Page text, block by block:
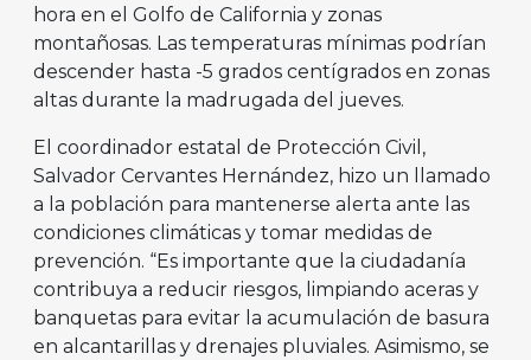
hora en el Golfo de California y zonas
montañosas. Las temperaturas mínimas podrían
descender hasta -5 grados centígrados en zonas
altas durante la madrugada del jueves.
El coordinador estatal de Protección Civil,
Salvador Cervantes Hernández, hizo un llamado
a la población para mantenerse alerta ante las
condiciones climáticas y tomar medidas de
prevención. “Es importante que la ciudadanía
contribuya a reducir riesgos, limpiando aceras y
banquetas para evitar la acumulación de basura
en alcantarillas y drenajes pluviales. Asimismo, se